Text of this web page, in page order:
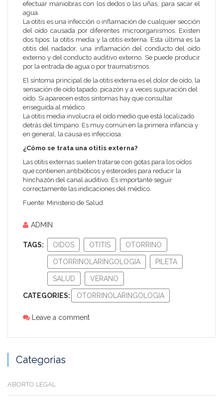
efectuar maniobras con los dedos o las uñas, para sacar el
agua.
La otitis es una infección o inflamación de cualquier sección
del oído causada por diferentes microorganismos. Existen
dos tipos: la otitis media y la otitis externa. Esta última es la
otitis del nadador, una inflamación del conducto del oído
externo y del conducto auditivo externo. Se puede producir
por la entrada de agua o por traumatismos.
El síntoma principal de la otitis externa es el dolor de oído, la
sensación de oído tapado, picazón y a veces supuración del
oído. Si aparecen estos síntomas hay que consultar
enseguida al médico.
La otitis media involucra el oído medio que está localizado
detrás del tímpano. Es muy común en la primera infancia y
en general, la causa es infecciosa.
¿Cómo se trata una otitis externa?
Las otitis externas suelen tratarse con gotas para los oídos
que contienen antibióticos y esteroides para reducir la
hinchazón del canal auditivo. Es importante seguir
correctamente las indicaciones del médico.
Fuente: Ministerio de Salud
ADMIN
TAGS: OIDOS OTITIS OTORRINO
OTORRINOLARINGOLOGIA PILETA
SALUD VERANO
CATEGORIES: OTORRINOLARINGOLOGIA
Leave a comment
Categorias
ABORTO LEGAL